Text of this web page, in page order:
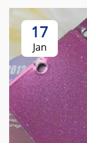
17
Jan